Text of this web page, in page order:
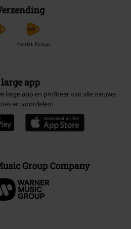
PostNL Pickup
large app
large app en profiteer van alle nieuwe
en voordelen!
Group Company